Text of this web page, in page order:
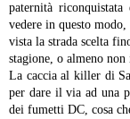
paternità
vedere in questo
vista la strada scelta
stagione, o almeno
La caccia al killer di
per dare il via ad una
dei fumetti DC, cosa